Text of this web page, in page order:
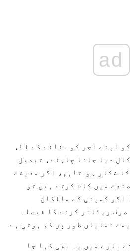
ad
اپنے آجر کو بنانے کے لۓ،
دیا جانا چاہئے، تبدیل
شکار ہو. تاہم، اگر معیشت
میں کام کرتے ہیں تو
اگر کمپنی کے مالکان
ریٹائر کرنے کا فیصلہ
نمایاں طور پر کم ہوتی ہے.
بارے میں یہ بھی کہا جا